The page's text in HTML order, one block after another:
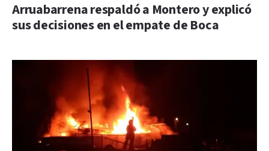
Arruabarrena respaldó a Montero y explicó
sus decisiones en el empate de Boca